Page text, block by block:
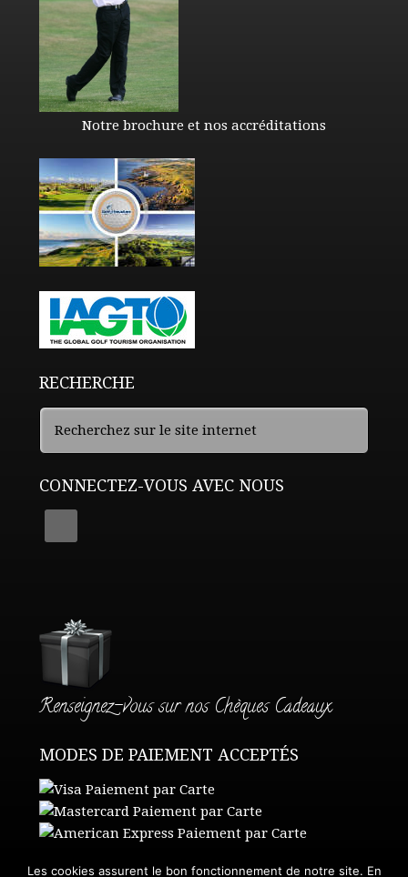
Notre brochure et nos accréditations
RECHERCHE
CONNECTEZ-VOUS AVEC NOUS
Renseignez-vous sur nos Chèques Cadeaux
MODES DE PAIEMENT ACCEPTÉS
Les cookies assurent le bon fonctionnement de notre site. En